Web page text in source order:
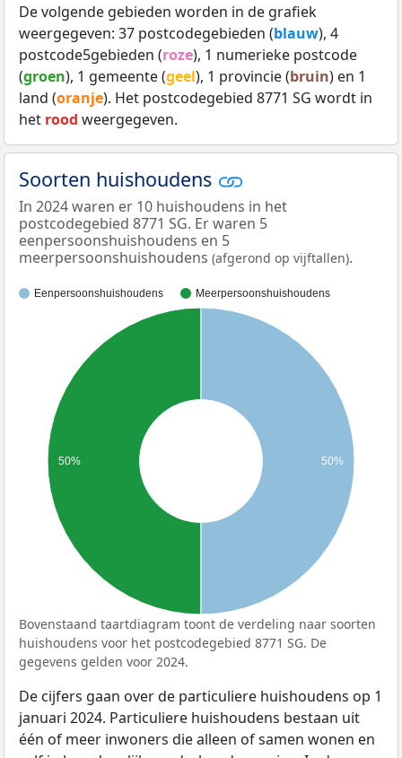
De volgende gebieden worden in de grafiek
weergegeven: 37 postcodegebieden (blauw), 4
postcode5gebieden (roze), 1 numerieke postcode
(groen), 1 gemeente (geel), 1 provincie (bruin) en 1
land (oranje). Het postcodegebied 8771 SG wordt in
het rood weergegeven.
Soorten huishoudens
In 2024 waren er 10 huishoudens in het
postcodegebied 8771 SG. Er waren 5
eenpersoonshuishoudens en 5
meerpersoonshuishoudens (afgerond op vijftallen).
Eenpersoonshuishoudens Meerpersoonshuishoudens
50% 50%
Bovenstaand taartdiagram toont de verdeling naar soorten
huishoudens voor het postcodegebied 8771 SG. De
gegevens gelden voor 2024.
De cijfers gaan over de particuliere huishoudens op 1
januari 2024. Particuliere huishoudens bestaan uit
één of meer inwoners die alleen of samen wonen en